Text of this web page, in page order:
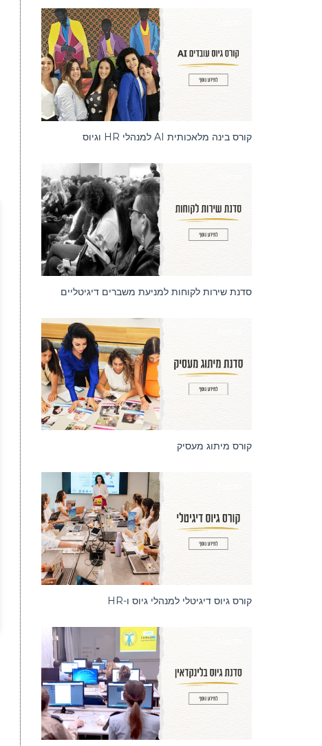
קורס בינה מלאכותית AI למנהלי HR וגיוס
סדנת שירות לקוחות למניעת משברים דיגיטליים
קורס מיתוג מעסיק
קורס גיוס דיגיטלי למנהלי גיוס ו-HR